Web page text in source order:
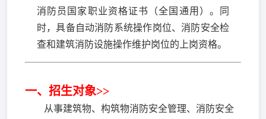
消防员国家职业资格证书（全国通用）。同
时，具备自动消防系统操作岗位、消防安全检
查和建筑消防设施操作维护岗位的上岗资格。
一、招生对象>>
从事建筑物、构筑物消防安全管理、消防安全